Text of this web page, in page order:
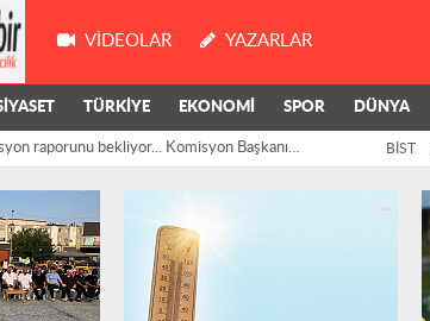
VIDEOLAR YAZARLAR
TÜRKİYE EKONOMİ SPOR DÜNYA
"çerçeve yasa" tepkisi: "Şu anda... BİST